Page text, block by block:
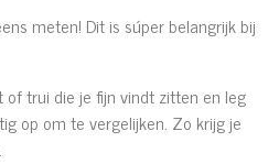
meten! Dit is súper belangrijk bij
of trui die je fijn vindt zitten en leg
op om te vergelijken. Zo krijg je